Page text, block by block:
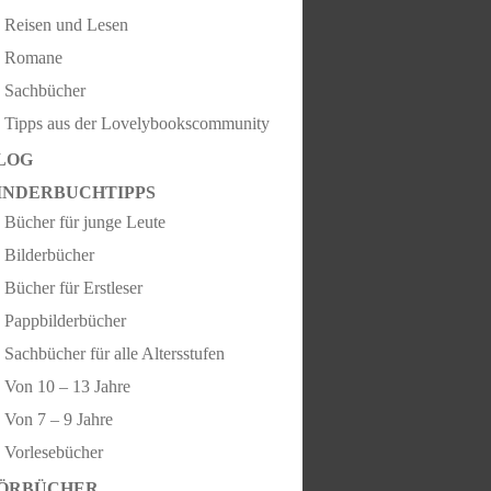
Reisen und Lesen
Romane
Sachbücher
Tipps aus der Lovelybookscommunity
Bücher für junge Leute
Bilderbücher
Bücher für Erstleser
Pappbilderbücher
Sachbücher für alle Altersstufen
Von 10 – 13 Jahre
Von 7 – 9 Jahre
Vorlesebücher